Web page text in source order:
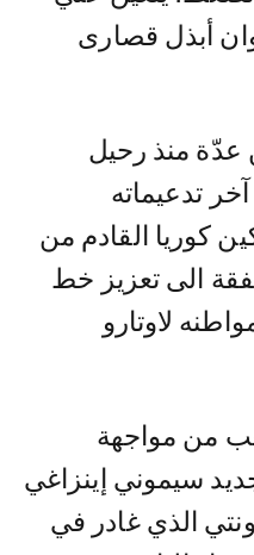
أبذل قصارى
عدّة منذ رحيل
تدعيماته
كوريا القادم من
الى تعزيز خط
لاوتارو
من مواجهة
سيموني إينزاغي
الذي غادر في